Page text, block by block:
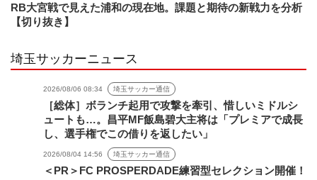
RB大宮戦で見えた浦和の現在地。課題と期待の新戦力を分析
【切り抜き】
埼玉サッカーニュース
2026/08/06 08:34 埼玉サッカー通信
［総体］ボランチ起用で攻撃を牽引、惜しいミドルシ
ュートも…。昌平MF飯島碧大主将は「プレミアで成長
し、選手権でこの借りを返したい」
2026/08/04 14:56 埼玉サッカー通信
＜PR＞FC PROSPERDADE練習型セレクション開催！